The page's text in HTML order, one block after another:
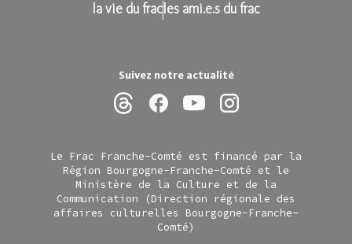
Suivez notre actualité
la vie du frac les ami.e.s du frac
Le Frac Franche-Comté est financé par la
Région Bourgogne-Franche-Comté et le
Ministère de la Culture et de la
Communication (Direction régionale des
affaires culturelles Bourgogne-Franche-
Comté)